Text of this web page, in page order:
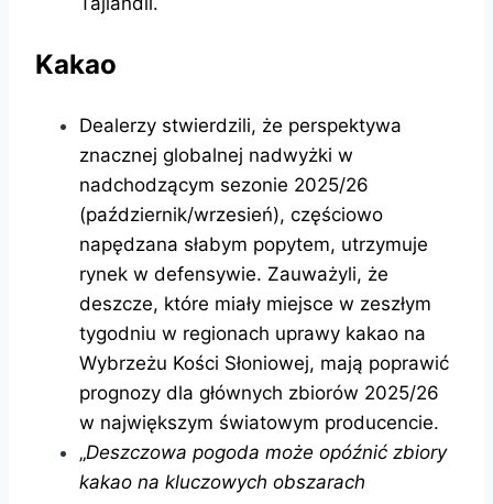
Kakao
Dealerzy stwierdzili, że perspektywa
znacznej globalnej nadwyżki w
nadchodzącym sezonie 2025/26
(październik/wrzesień), częściowo
napędzana słabym popytem, ​​utrzymuje
rynek w defensywie. Zauważyli, że
deszcze, które miały miejsce w zeszłym
tygodniu w regionach uprawy kakao na
Wybrzeżu Kości Słoniowej, mają poprawić
prognozy dla głównych zbiorów 2025/26
w największym światowym producencie.
„Deszczowa pogoda może opóźnić zbiory
kakao na kluczowych obszarach